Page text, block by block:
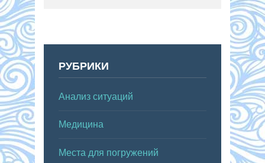
РУБРИКИ
Анализ ситуаций
Медицина
Места для погружений